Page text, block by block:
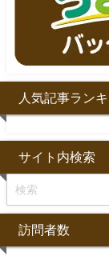
人気記事ラン
サイト内検索
訪問者数